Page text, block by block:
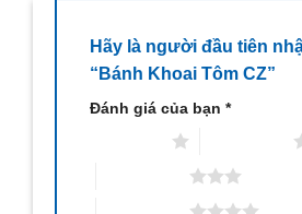
Hãy là người đầu tiên
“Bánh Khoai Tôm CZ”
Đánh giá của bạn *